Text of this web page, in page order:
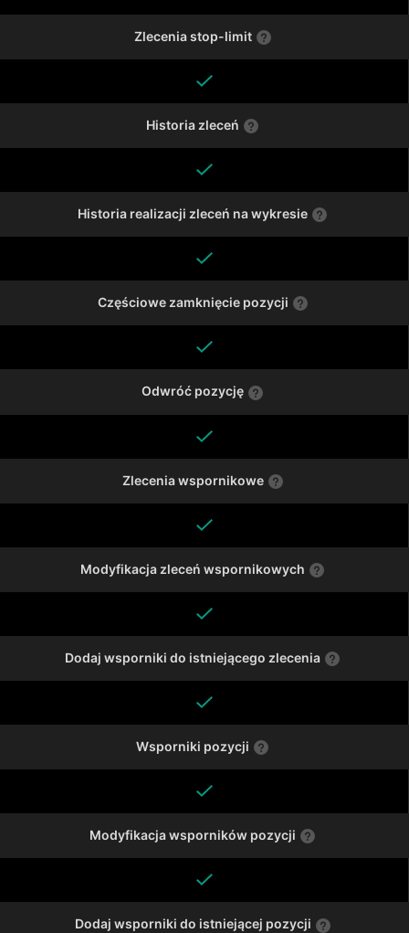
Zlecenia stop-limit
Historia zleceń
Historia realizacji zleceń na wykresie
Częściowe zamknięcie pozycji
Odwróć pozycję
Zlecenia wspornikowe
Modyfikacja zleceń wspornikowych
Dodaj wsporniki do istniejącego zlecenia
Wsporniki pozycji
Modyfikacja wsporników pozycji
Dodaj wsporniki do istniejącej pozycji